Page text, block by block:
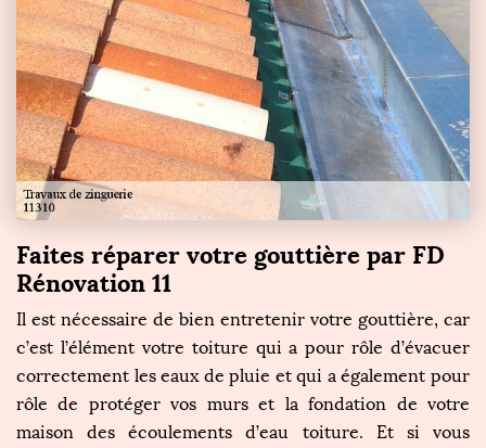
Faites réparer votre gouttière par FD
Rénovation 11
Il est nécessaire de bien entretenir votre gouttière, car
c’est l’élément votre toiture qui a pour rôle d’évacuer
correctement les eaux de pluie et qui a également pour
rôle de protéger vos murs et la fondation de votre
maison des écoulements d’eau toiture. Et si vous